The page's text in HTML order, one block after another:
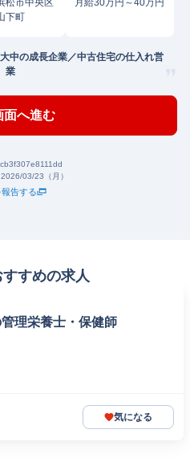
松市中央区
下町
月給30万円～40万円
中の成長企業／中古住宅の仕入れ営
業
面へ進む
2026/03/23（月）
告する
すめの求人
理栄養士・保健師
気になる